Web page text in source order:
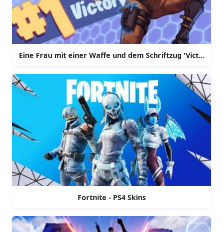
Eine Frau mit einer Waffe und dem Schriftzug 'Victory
Fortnite - PS4 Skins